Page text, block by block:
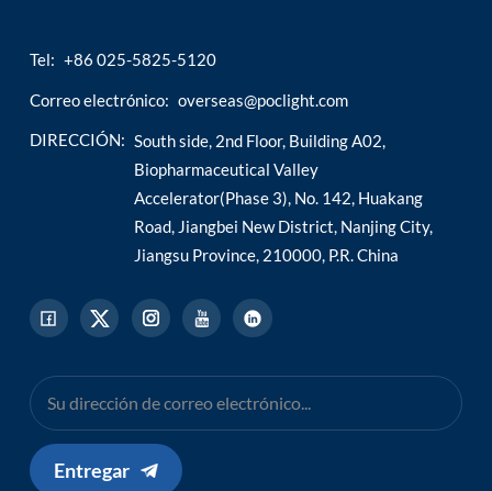
Tel: +86 025-5825-5120
Correo electrónico: overseas@poclight.com
DIRECCIÓN: South side, 2nd Floor, Building A02,
Biopharmaceutical Valley
Accelerator(Phase 3), No. 142, Huakang
Road, Jiangbei New District, Nanjing City,
Jiangsu Province, 210000, P.R. China
Entregar